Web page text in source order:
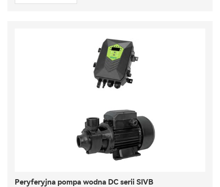
Peryferyjna pompa wodna DC serii SIVB